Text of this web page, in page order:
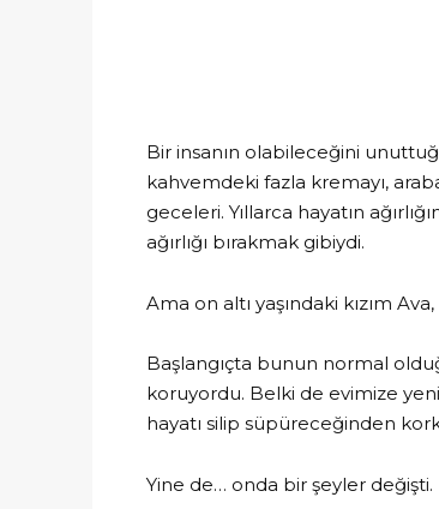
Bir insanın olabileceğini
kahvemdeki fazla kremayı,
geceleri. Yıllarca hayatın
ağırlığı bırakmak gibiydi.
Ama on altı yaşındaki kızım
Başlangıçta bunun normal
koruyordu. Belki de evimize
hayatı silip süpüreceğinden
Yine de… onda bir şeyler değişti.